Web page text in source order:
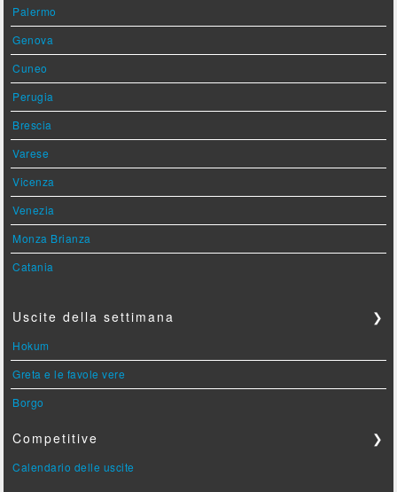
Palermo
Genova
Cuneo
Perugia
Brescia
Varese
Vicenza
Venezia
Monza Brianza
Catania
Uscite della settimana ❯
Hokum
Greta e le favole vere
Borgo
Competitive ❯
Calendario delle uscite